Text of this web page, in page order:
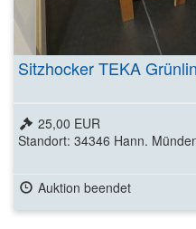
Sitzhocker TEKA
25,00 EUR
Standort: 34346 Hann.
Auktion beendet